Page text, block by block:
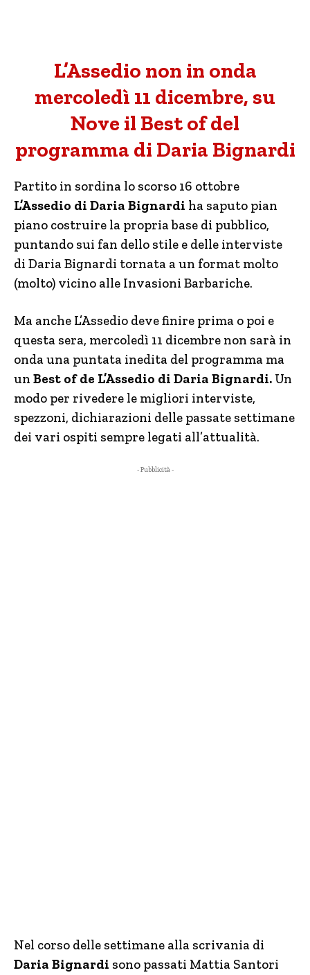
L’Assedio non in onda
mercoledì 11 dicembre, su
Nove il Best of del
programma di Daria Bignardi
Partito in sordina lo scorso 16 ottobre
L’Assedio di Daria Bignardi ha saputo pian
piano costruire la propria base di pubblico,
puntando sui fan dello stile e delle interviste
di Daria Bignardi tornata a un format molto
(molto) vicino alle Invasioni Barbariche.
Ma anche L’Assedio deve finire prima o poi e
questa sera, mercoledì 11 dicembre non sarà in
onda una puntata inedita del programma ma
un Best of de L’Assedio di Daria Bignardi. Un
modo per rivedere le migliori interviste,
spezzoni, dichiarazioni delle passate settimane
dei vari ospiti sempre legati all’attualità.
- Pubblicità -
Nel corso delle settimane alla scrivania di
Daria Bignardi sono passati Mattia Santori